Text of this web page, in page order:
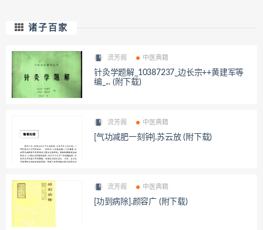
诸子百家
流芳阁 中医典籍
针灸学题解_10387237_边长宗++黄建军等
编_... (附下载)
流芳阁 中医典籍
[气功减肥一刻钟].苏云放 (附下载)
流芳阁 中医典籍
[功到病除].颜容广 (附下载)